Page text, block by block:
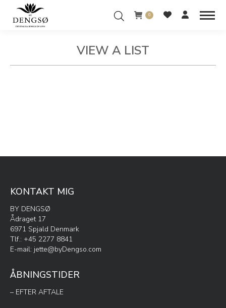
0
VIEW A LIST
You are here:
KONTAKT MIG
BY DENGSØ
Ådraget 17
6971 Spjald Denmark
Tlf.: +45 2277 8841
E-mail: jette@byDengso.com
ÅBNINGSTIDER
– EFTER AFTALE